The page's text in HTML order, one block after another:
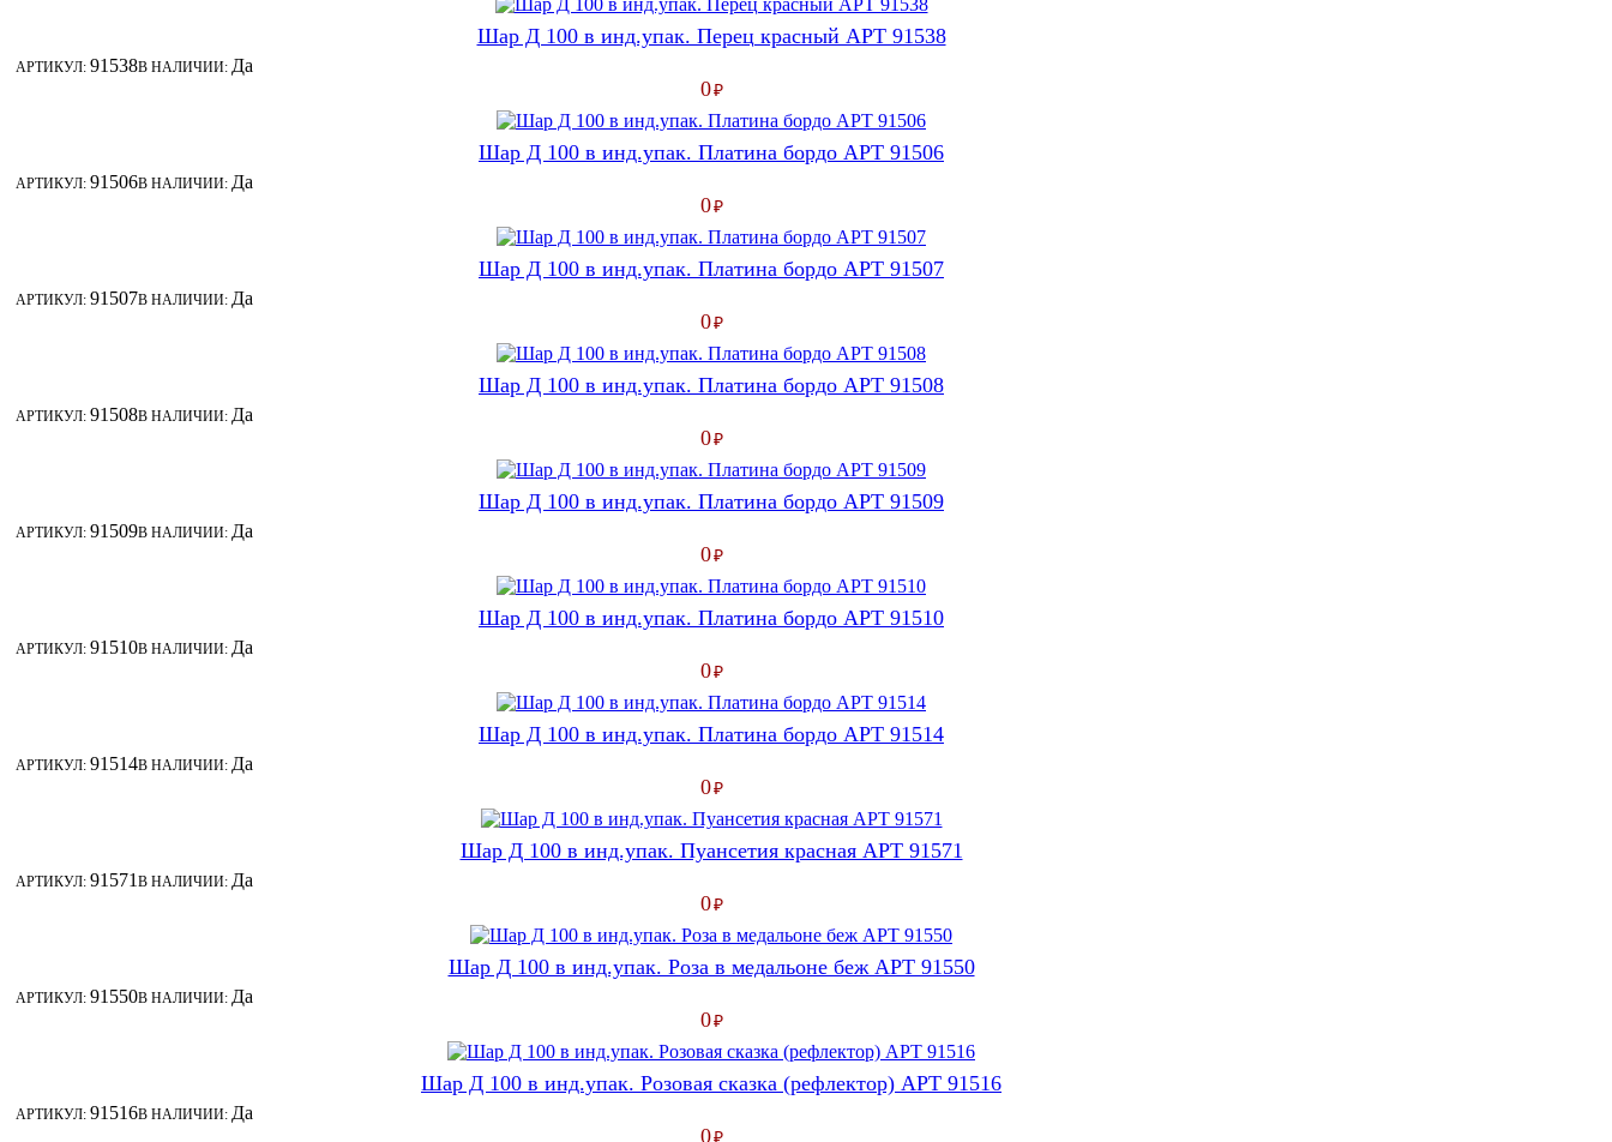
Шар Д 100 в инд.упак. Перец красный АРТ 91538
АРТИКУЛ: 91538В НАЛИЧИИ: Да
0₽
Шар Д 100 в инд.упак. Платина бордо АРТ 91506
АРТИКУЛ: 91506В НАЛИЧИИ: Да
0₽
Шар Д 100 в инд.упак. Платина бордо АРТ 91507
АРТИКУЛ: 91507В НАЛИЧИИ: Да
0₽
Шар Д 100 в инд.упак. Платина бордо АРТ 91508
АРТИКУЛ: 91508В НАЛИЧИИ: Да
0₽
Шар Д 100 в инд.упак. Платина бордо АРТ 91509
АРТИКУЛ: 91509В НАЛИЧИИ: Да
0₽
Шар Д 100 в инд.упак. Платина бордо АРТ 91510
АРТИКУЛ: 91510В НАЛИЧИИ: Да
0₽
Шар Д 100 в инд.упак. Платина бордо АРТ 91514
АРТИКУЛ: 91514В НАЛИЧИИ: Да
0₽
Шар Д 100 в инд.упак. Пуансетия красная АРТ 91571
АРТИКУЛ: 91571 В НАЛИЧИИ: Да
0₽
Шар Д 100 в инд.упак. Роза в медальоне беж АРТ 91550
АРТИКУЛ: 91550В НАЛИЧИИ: Да
0₽
Шар Д 100 в инд.упак. Розовая сказка (рефлектор) АРТ 91516
АРТИКУЛ: 91516В НАЛИЧИИ: Да
0₽